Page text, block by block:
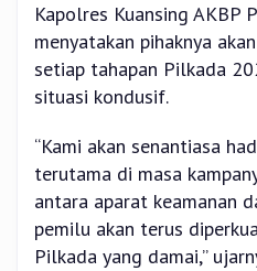
Kapolres Kuansing AKBP
menyatakan pihaknya
setiap tahapan Pilkada
situasi kondusif.
“Kami akan senantiasa
terutama di masa
antara aparat keamanan
pemilu akan terus
Pilkada yang damai,”